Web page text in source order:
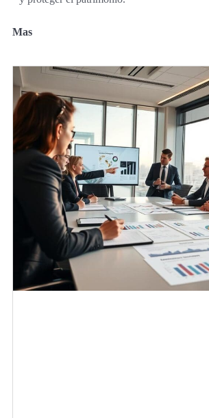
Mas